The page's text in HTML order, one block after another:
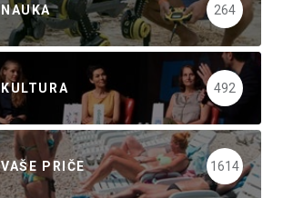
NAUKA 264
KULTURA 492
VAŠE PRIČE 1614